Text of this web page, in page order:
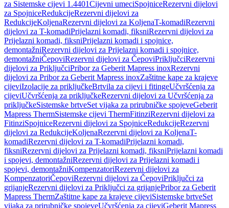
za Sistemske cijevi 1.4401Cijevni umeciSpojniceRezervni dijelovi
za SpojniceRedukcijeRezervni dijelovi za
RedukcijeKoljenaRezervni dijelovi za KoljenaT-komadiRezervni
dijelovi za T-komadiPrijelazni komadi, fiksniRezervni dijelovi za
Prijelazni komadi, fiksniPrijelazni komadi i spojnice,
demontažniRezervni dijelovi za Prijelazni komadi i spojnice,
demontažniČepoviRezervni dijelovi za ČepoviPriključciRezervni
dijelovi za PriključciPribor za Geberit Mapress inoxRezervni
dijelovi za Pribor za Geberit Mapress inoxZaštitne kape za krajeve
cijeviIzolacije za priključkeBrtvila za cijevi i fitingeUčvršćenja za
cijeviUčvršćenja za priključkeRezervni dijelovi za Učvršćenja za
priključkeSistemske brtveSet vijaka za prirubničke spojeveGeberit
Mapress ThermSistemske cijevi ThermFitinziRezervni dijelovi za
FitinziSpojniceRezervni dijelovi za SpojniceRedukcijeRezervni
dijelovi za RedukcijeKoljenaRezervni dijelovi za KoljenaT-
komadiRezervni dijelovi za T-komadiPrijelazni komadi,
fiksniRezervni dijelovi za Prijelazni komadi, fiksniPrijelazni komadi
i spojevi, demontažniRezervni dijelovi za Prijelazni komadi i
spojevi, demontažniKompenzatoriRezervni dijelovi za
KompenzatoriČepoviRezervni dijelovi za ČepoviPriključci za
grijanjeRezervni dijelovi za Priključci za grijanjePribor za Geberit
Mapress ThermZaštitne kape za krajeve cijeviSistemske brtveSet
vijaka za prirubničke spojeveUčvršćenja za cijeviGeberit Mapress